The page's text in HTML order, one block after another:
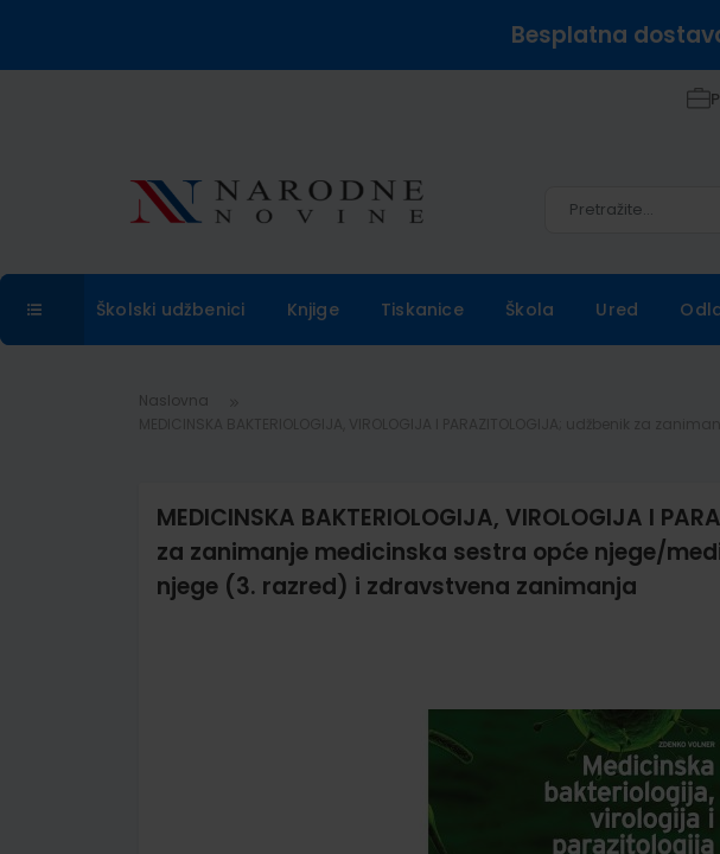
Besplatna
Školski udžbenici Knjige Tiskanice Škola Ured
Naslovna
MEDICINSKA BAKTERIOLOGIJA, VIROLOGIJA I
za zanimanje medicinska sestra opće njege/
njege (3. razred) i zdravstvena zanimanja